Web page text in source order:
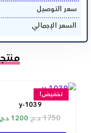
سعر التوصيل
السعر الإجمالي
تخفيض!
y-1039
1750د.ج1200 د.ج